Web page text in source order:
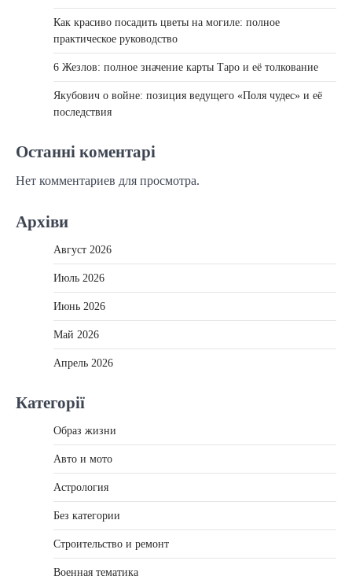
Как красиво посадить цветы на могиле: полное
практическое руководство
6 Жезлов: полное значение карты Таро и её толкование
Якубович о войне: позиция ведущего «Поля чудес» и её
последствия
Останні коментарі
Нет комментариев для просмотра.
Архіви
Август 2026
Июль 2026
Июнь 2026
Май 2026
Апрель 2026
Категорії
Образ жизни
Авто и мото
Астрология
Без категории
Строительство и ремонт
Военная тематика